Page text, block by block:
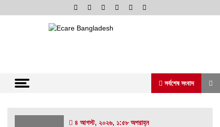
to
সর্বশেষ সংবাদ
৪ আগস্ট, ২০২৬, ১:৫৮ অপরাহ্ন